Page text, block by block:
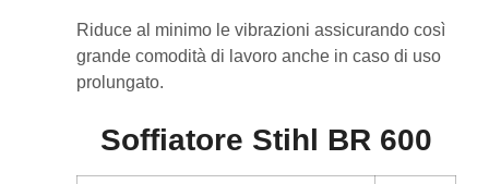
Riduce al minimo le vibrazioni assicurando così
grande comodità di lavoro anche in caso di uso
prolungato.
Soffiatore Stihl BR 600